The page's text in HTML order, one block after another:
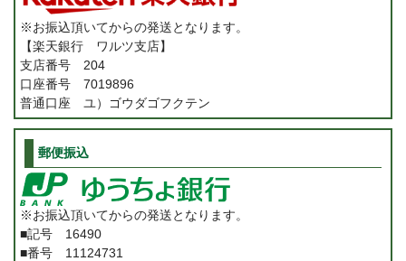
※お振込頂いてからの発送となります。
【楽天銀行 ワルツ支店】
支店番号 204
口座番号 7019896
普通口座 ユ）ゴウダゴフクテン
郵便振込
※お振込頂いてからの発送となります。
■記号 16490
■番号 11124731